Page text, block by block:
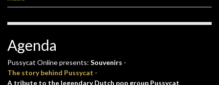
Agenda
Pussycat Online presents: Souvenirs -
The story behind Pussycat -
A tribute to the legendary Dutch pop group Pussycat